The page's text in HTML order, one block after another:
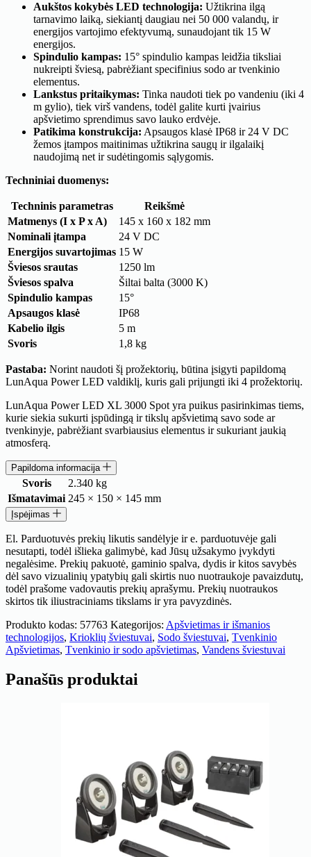
Aukštos kokybės LED technologija: Užtikrina ilgą
tarnavimo laiką, siekiantį daugiau nei 50 000 valandų, ir
energijos vartojimo efektyvumą, sunaudojant tik 15 W
energijos.
Spindulio kampas: 15° spindulio kampas leidžia tiksliai
nukreipti šviesą, pabrėžiant specifinius sodo ar tvenkinio
elementus.
Lankstus pritaikymas: Tinka naudoti tiek po vandeniu (iki 4
m gylio), tiek virš vandens, todėl galite kurti įvairius
apšvietimo sprendimus savo lauko erdvėje.
Patikima konstrukcija: Apsaugos klasė IP68 ir 24 V DC
žemos įtampos maitinimas užtikrina saugų ir ilgalaikį
naudojimą net ir sudėtingomis sąlygomis.
Techniniai duomenys:
Techninis parametras
Reikšmė
Matmenys (I x P x A)
145 x 160 x 182 mm
Nominali įtampa
24 V DC
Energijos suvartojimas 15 W
Šviesos srautas
1250 lm
Šviesos spalva
Šiltai balta (3000 K)
Spindulio kampas
15°
Apsaugos klasė
IP68
Kabelio ilgis
5 m
Svoris
1,8 kg
Pastaba: Norint naudoti šį prožektorių, būtina įsigyti papildomą
LunAqua Power LED valdiklį, kuris gali prijungti iki 4 prožektorių.
LunAqua Power LED XL 3000 Spot yra puikus pasirinkimas tiems,
kurie siekia sukurti įspūdingą ir tikslų apšvietimą savo sode ar
tvenkinyje, pabrėžiant svarbiausius elementus ir sukuriant jaukią
atmosferą.
Papildoma informacija
Svoris
2.340 kg
Išmatavimai 245 × 150 × 145 mm
Įspėjimas
El. Parduotuvės prekių likutis sandėlyje ir e. parduotuvėje gali
nesutapti, todėl išlieka galimybė, kad Jūsų užsakymo įvykdyti
negalėsime. Prekių pakuotė, gaminio spalva, dydis ir kitos savybės
dėl savo vizualinių ypatybių gali skirtis nuo nuotraukoje pavaizdutų,
todėl prašome vadovautis prekių aprašymu. Prekių nuotraukos
skirtos tik iliustraciniams tikslams ir yra pavyzdinės.
Produkto kodas: 57763 Kategorijos: Apšvietimas ir išmanios
technologijos, Krioklių šviestuvai, Sodo šviestuvai, Tvenkinio
Apšvietimas, Tvenkinio ir sodo apšvietimas, Vandens šviestuvai
Panašūs produktai